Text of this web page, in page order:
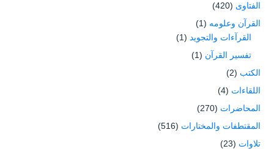
الفتاوى (420)
القرآن وعلومه (1)
القرآءات والتجويد (1)
تفسير القرآن (1)
الكتب (2)
اللقاءات (4)
المحاضرات (270)
المقتطفات والمختارات (516)
تلاوات (23)